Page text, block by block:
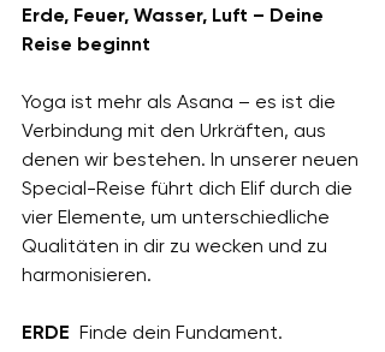
Erde, Feuer, Wasser, Luft – Deine
Reise beginnt
Yoga ist mehr als Asana – es ist die
Verbindung mit den Urkräften, aus
denen wir bestehen. In unserer neuen
Special-Reise führt dich Elif durch die
vier Elemente, um unterschiedliche
Qualitäten in dir zu wecken und zu
harmonisieren.
ERDE
  Finde dein Fundament.